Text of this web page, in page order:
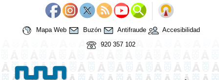
Mapa Web Buzón Antifraude
Accesibilidad
920 357 102